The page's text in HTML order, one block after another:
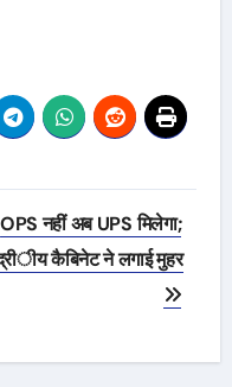
OPS नहीं अब UPS मिलेगा;
कैबिनेट ने लगाई मुहर